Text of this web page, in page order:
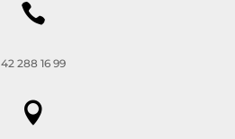

42 288 16 99
